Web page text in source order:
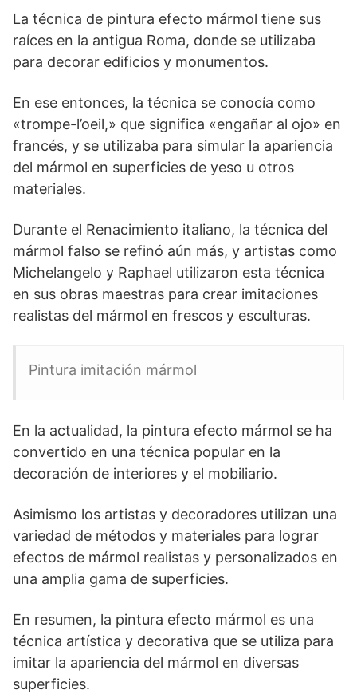
La técnica de pintura efecto mármol tiene sus
raíces en la antigua Roma, donde se utilizaba
para decorar edificios y monumentos.
En ese entonces, la técnica se conocía como
«trompe-l’oeil,» que significa «engañar al ojo» en
francés, y se utilizaba para simular la apariencia
del mármol en superficies de yeso u otros
materiales.
Durante el Renacimiento italiano, la técnica del
mármol falso se refinó aún más, y artistas como
Michelangelo y Raphael utilizaron esta técnica
en sus obras maestras para crear imitaciones
realistas del mármol en frescos y esculturas.
Pintura imitación mármol
En la actualidad, la pintura efecto mármol se ha
convertido en una técnica popular en la
decoración de interiores y el mobiliario.
Asimismo los artistas y decoradores utilizan una
variedad de métodos y materiales para lograr
efectos de mármol realistas y personalizados en
una amplia gama de superficies.
En resumen, la pintura efecto mármol es una
técnica artística y decorativa que se utiliza para
imitar la apariencia del mármol en diversas
superficies.